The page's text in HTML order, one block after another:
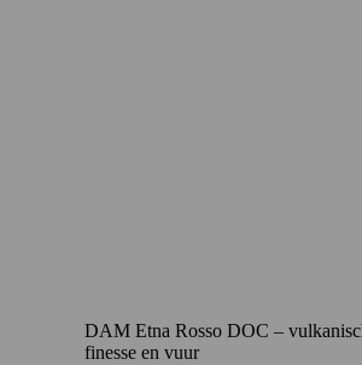
DAM Etna Rosso DOC –
finesse en vuur